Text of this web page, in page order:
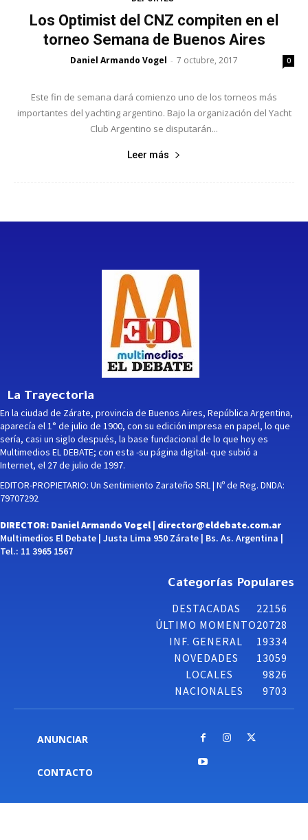
Los Optimist del CNZ compiten en el
torneo Semana de Buenos Aires
Daniel Armando Vogel - 7 octubre, 2017 0
Este fin de semana dará comienzo uno de los torneos más
importantes del yachting argentino. Bajo la organización del Yacht
Club Argentino se disputarán...
Leer más
La Trayectoria
En la ciudad de Zárate, provincia de Buenos Aires, República Argentina,
aparecía el 1° de julio de 1900, con su edición impresa en papel, lo que
sería, casi un siglo después, la base fundacional de lo que hoy es
Multimedios EL DEBATE; con esta -su página digital- que subió a
Internet, el 27 de julio de 1997.
EDITOR-PROPIETARIO: Un Sentimiento Zarateño SRL | Nº de Reg. DNDA:
79707292
DIRECTOR: Daniel Armando Vogel | director@eldebate.com.ar
Multimedios El Debate | Justa Lima 950 Zárate | Bs. As. Argentina |
Tel.: 11 3965 1567
Categorías Populares
DESTACADAS
22156
ÚLTIMO MOMENTO20728
INF. GENERAL
19334
NOVEDADES
13059
LOCALES
9826
NACIONALES
9703
ANUNCIAR
CONTACTO